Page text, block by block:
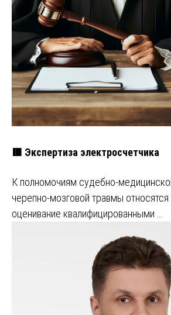
🟥 Экспертиза электросчетчика
К полномочиям судебно-
черепно-мозговой травмы
оценивание квалифицированными …